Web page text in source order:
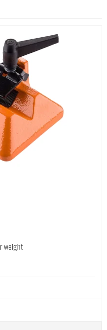
weight